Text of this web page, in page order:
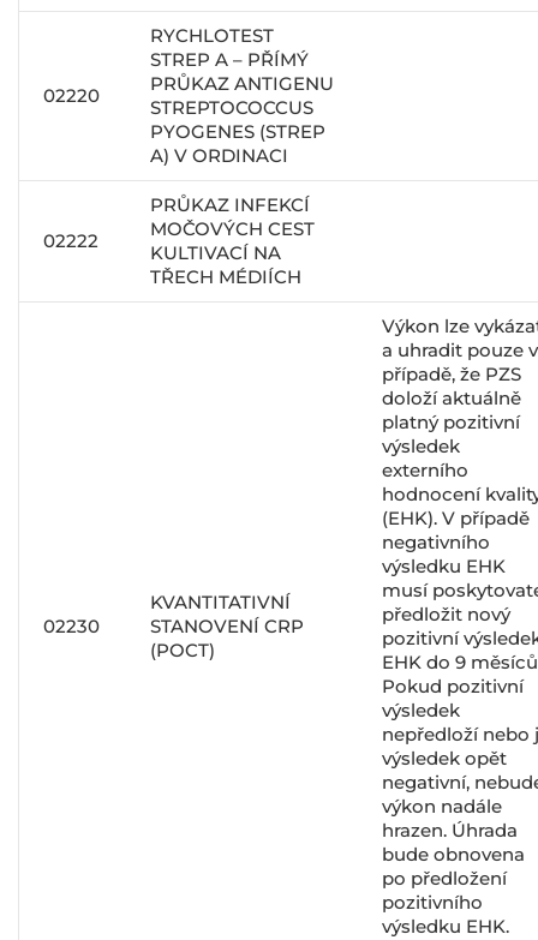
02220
RYCHLOTEST
STREP A – PŘÍMÝ
PRŮKAZ ANTIGENU
STREPTOCOCCUS
PYOGENES (STREP
A) V ORDINACI
02222
PRŮKAZ INFEKCÍ
MOČOVÝCH CEST
KULTIVACÍ NA
TŘECH MÉDIÍCH
02230
KVANTITATIVNÍ
STANOVENÍ CRP
(POCT)
Výkon lze
a uhradit pouze v
případě, že PZS
doloží aktuálně
platný pozitivní
výsledek
externího
hodnocení
(EHK). V případě
negativního
výsledku EHK
musí
předložit nový
pozitivní
EHK do 9
Pokud pozitivní
výsledek
nepředloží nebo
výsledek opět
negativní,
výkon nadále
hrazen. Úhrada
bude obnovena
po předložení
pozitivního
výsledku EHK.